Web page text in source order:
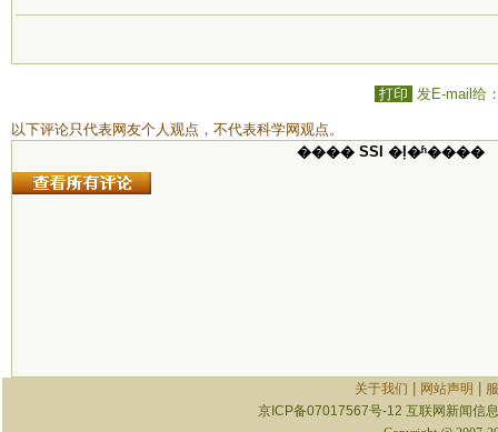
打印 发E-mail给
以下评论只代表网友个人观点，不代表科学网观点。
���� SSI �ļ�ʱ����
关于我们 网站声明
京ICP备07017567号-12 互联网新闻信